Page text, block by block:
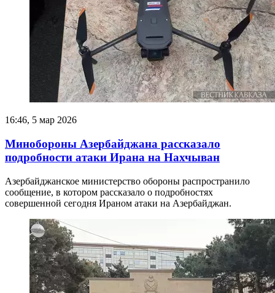
16:46, 5 мар 2026
Минобороны Азербайджана рассказало
подробности атаки Ирана на Нахчыван
Азербайджанское министерство обороны распространило
сообщение, в котором рассказало о подробностях
совершенной сегодня Ираном атаки на Азербайджан.